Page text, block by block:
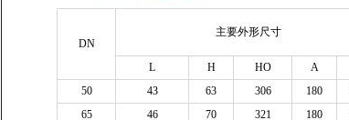
DN
主要外形尺寸
L
Η HO A
50
43 63 306 180
65
46 70 321 180